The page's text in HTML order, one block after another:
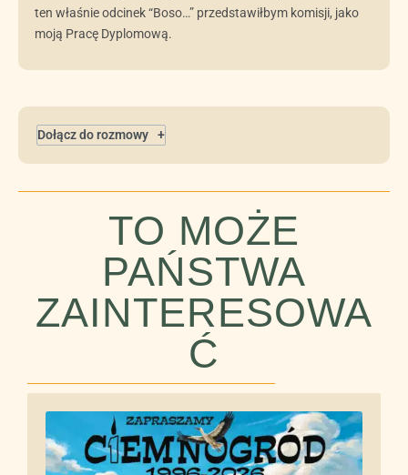
ten właśnie odcinek “Boso…” przedstawiłbym komisji, jako
moją Pracę Dyplomową.
Dołącz do rozmowy
TO MOŻE
PAŃSTWA
ZAINTERESOWA
Ć